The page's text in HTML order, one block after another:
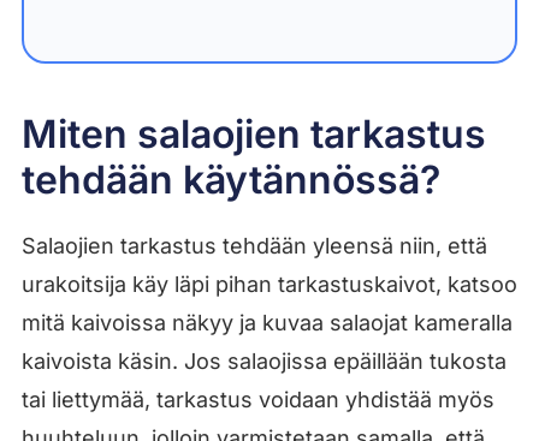
Miten salaojien tarkastus
tehdään käytännössä?
Salaojien tarkastus tehdään yleensä niin, että
urakoitsija käy läpi pihan tarkastuskaivot, katsoo
mitä kaivoissa näkyy ja kuvaa salaojat kameralla
kaivoista käsin. Jos salaojissa epäillään tukosta
tai liettymää, tarkastus voidaan yhdistää myös